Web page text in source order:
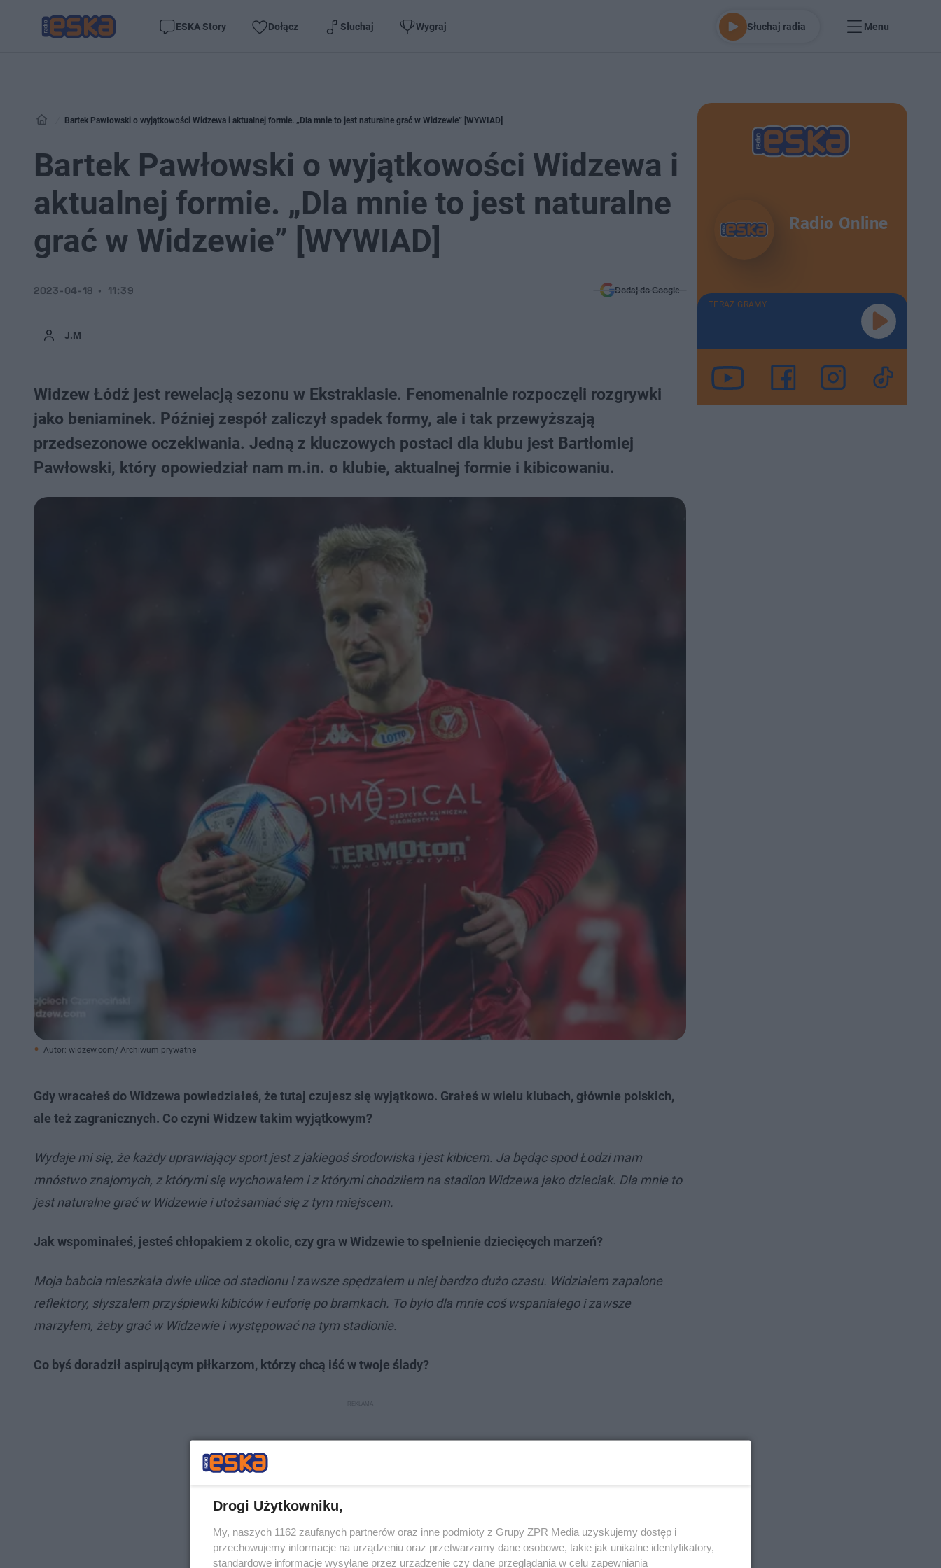
ESKA Story Dołącz Słuchaj Wygraj Słuchaj radia Menu
Bartek Pawłowski o wyjątkowości Widzewa i aktualnej formie. „Dla mnie to jest naturalne grać w Widzewie” [WYWIAD]
Bartek Pawłowski o wyjątkowości Widzewa i
aktualnej formie. „Dla mnie to jest naturalne
grać w Widzewie” [WYWIAD]
J.M
2023-04-18 11:39 Dodaj do Google
Widzew Łódź jest rewelacją sezonu w Ekstraklasie. Fenomenalnie rozpoczęli rozgrywki
jako beniaminek. Później zespół zaliczył spadek formy, ale i tak przewyższają
przedsezonowe oczekiwania. Jedną z kluczowych postaci dla klubu jest Bartłomiej
Pawłowski, który opowiedział nam m.in. o klubie, aktualnej formie i kibicowaniu.
Autor: widzew.com/ Archiwum prywatne
Gdy wracałeś do Widzewa powiedziałeś, że tutaj czujesz się wyjątkowo. Grałeś w wielu klubach, głównie polskich,
ale też zagranicznych. Co czyni Widzew takim wyjątkowym?
Wydaje mi się, że każdy uprawiający sport jest z jakiegoś środowiska i jest kibicem. Ja będąc spod Łodzi mam
mnóstwo znajomych, z którymi się wychowałem i z którymi chodziłem na stadion Widzewa jako dzieciak. Dla mnie to
jest naturalne grać w Widzewie i utożsamiać się z tym miejscem.
Jak wspominałeś, jesteś chłopakiem z okolic, czy gra w Widzewie to spełnienie dziecięcych marzeń?
Moja babcia mieszkała dwie ulice od stadionu i zawsze spędzałem u niej bardzo dużo czasu. Widziałem zapalone
reflektory, słyszałem przyśpiewki kibiców i euforię po bramkach. To było dla mnie coś wspaniałego i zawsze
marzyłem, żeby grać w Widzewie i występować na tym stadionie.
Co byś doradził aspirującym piłkarzom, którzy chcą iść w twoje ślady?
Radio Online
TERAZ GRAMY
Drogi Użytkowniku,
My, naszych 1162 zaufanych partnerów oraz inne podmioty z Grupy ZPR Media uzyskujemy dostęp i
przechowujemy informacje na urządzeniu oraz przetwarzamy dane osobowe, takie jak unikalne identyfikatory,
standardowe informacje wysyłane przez urządzenie czy dane przeglądania w celu zapewniania